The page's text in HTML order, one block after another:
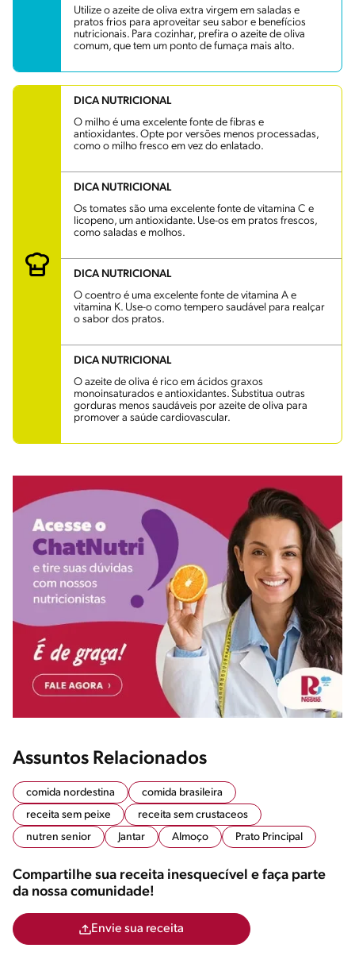
Utilize o azeite de oliva extra virgem em saladas e
pratos frios para aproveitar seu sabor e benefícios
nutricionais. Para cozinhar, prefira o azeite de oliva
comum, que tem um ponto de fumaça mais alto.
DICA NUTRICIONAL
O milho é uma excelente fonte de fibras e
antioxidantes. Opte por versões menos processadas,
como o milho fresco em vez do enlatado.
DICA NUTRICIONAL
Os tomates são uma excelente fonte de vitamina C e
licopeno, um antioxidante. Use-os em pratos frescos,
como saladas e molhos.
DICA NUTRICIONAL
O coentro é uma excelente fonte de vitamina A e
vitamina K. Use-o como tempero saudável para realçar
o sabor dos pratos.
DICA NUTRICIONAL
O azeite de oliva é rico em ácidos graxos
monoinsaturados e antioxidantes. Substitua outras
gorduras menos saudáveis por azeite de oliva para
promover a saúde cardiovascular.
Assuntos Relacionados
comida nordestina
comida brasileira
receita sem peixe
receita sem crustaceos
nutren senior
Jantar Almoço Prato Principal
Compartilhe sua receita inesquecível e faça parte
da nossa comunidade!
Envie sua receita